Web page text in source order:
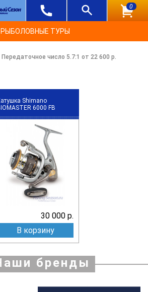
0
РЫБОЛОВНЫЕ ТУРЫ
Передаточное число 5.7:1 от 22 600 р.
Shimano
6000 FB
30 000 р.
В корзину
бренды